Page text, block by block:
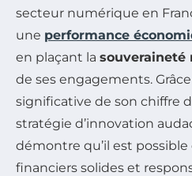
secteur numérique en
une performance
en plaçant la souveraineté
de ses engagements.
significative de son chiffre
stratégie d’innovation
démontre qu’il est
financiers solides et